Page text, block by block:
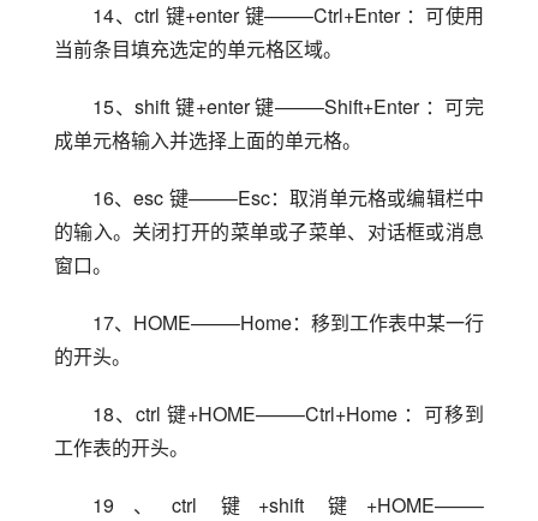
14、ctrl 键+enter 键——–Ctrl+Enter ：可使用
当前条目填充选定的单元格区域。
15、shift 键+enter 键——–Shift+Enter ：可完
成单元格输入并选择上面的单元格。
16、esc 键——–Esc：取消单元格或编辑栏中
的输入。关闭打开的菜单或子菜单、对话框或消息
窗口。
17、HOME——–Home：移到工作表中某一行
的开头。
18、ctrl 键+HOME——–Ctrl+Home ：可移到
工作表的开头。
19、ctrl 键+shift 键+HOME——–